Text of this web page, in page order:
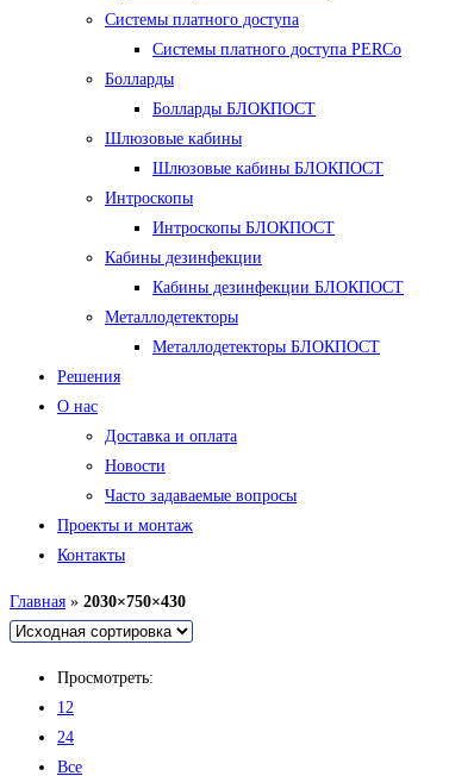
Cистемы платного доступа
Системы платного доступа PERCo
Болларды
Болларды БЛОКПОСТ
Шлюзовые кабины
Шлюзовые кабины БЛОКПОСТ
Интроскопы
Интроскопы БЛОКПОСТ
Кабины дезинфекции
Кабины дезинфекции БЛОКПОСТ
Металлодетекторы
Металлодетекторы БЛОКПОСТ
Решения
О нас
Доставка и оплата
Новости
Часто задаваемые вопросы
Проекты и монтаж
Контакты
Главная » 2030×750×430
Просмотреть:
12
24
Все